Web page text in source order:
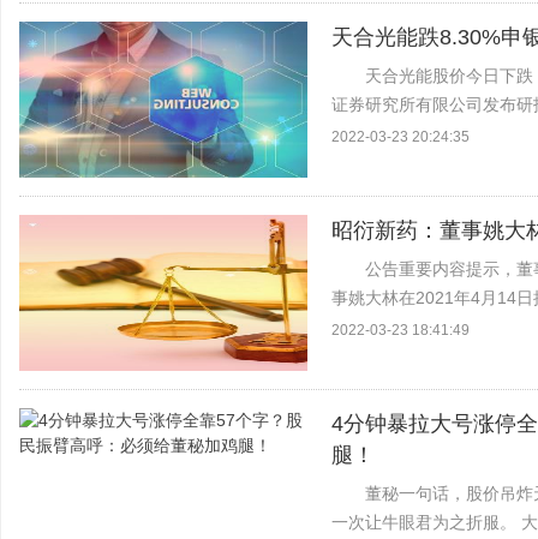
天合光能跌8.30%申
天合光能股价今日下
证券研究所有限公司发布
得突破》，研究员为张雷
2022-03-23 20:24:35
昭衍新药：董事姚大
公告重要内容提示，
事姚大林在2021年4月14
0.025%由于公司于2021年
2022-03-23 18:41:49
4分钟暴拉大号涨停
腿！
董秘一句话，股价吊
一次让牛眼君为之折服。